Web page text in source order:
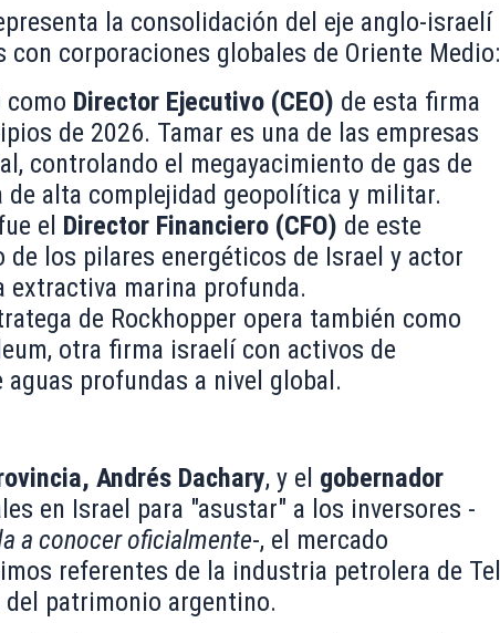
la consolidación del eje anglo-israelí
corporaciones globales de Oriente Medio:
como Director Ejecutivo (CEO) de esta firma
de 2026. Tamar es una de las empresas
controlando el megayacimiento de gas de
de alta complejidad geopolítica y militar.
el Director Financiero (CFO) de este
los pilares energéticos de Israel y actor
marina profunda.
de Rockhopper opera también como
otra firma israelí con activos de
profundas a nivel global.
Andrés Dachary, y el gobernador
en Israel para "asustar" a los inversores -
a conocer oficialmente-, el mercado
referentes de la industria petrolera de Tel
del patrimonio argentino.